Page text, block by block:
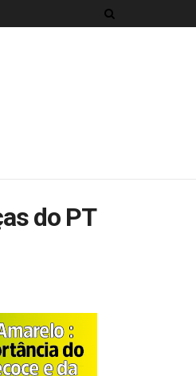
do PT